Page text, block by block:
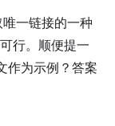
一链接的一种
行。顺便提一
作为示例？答案